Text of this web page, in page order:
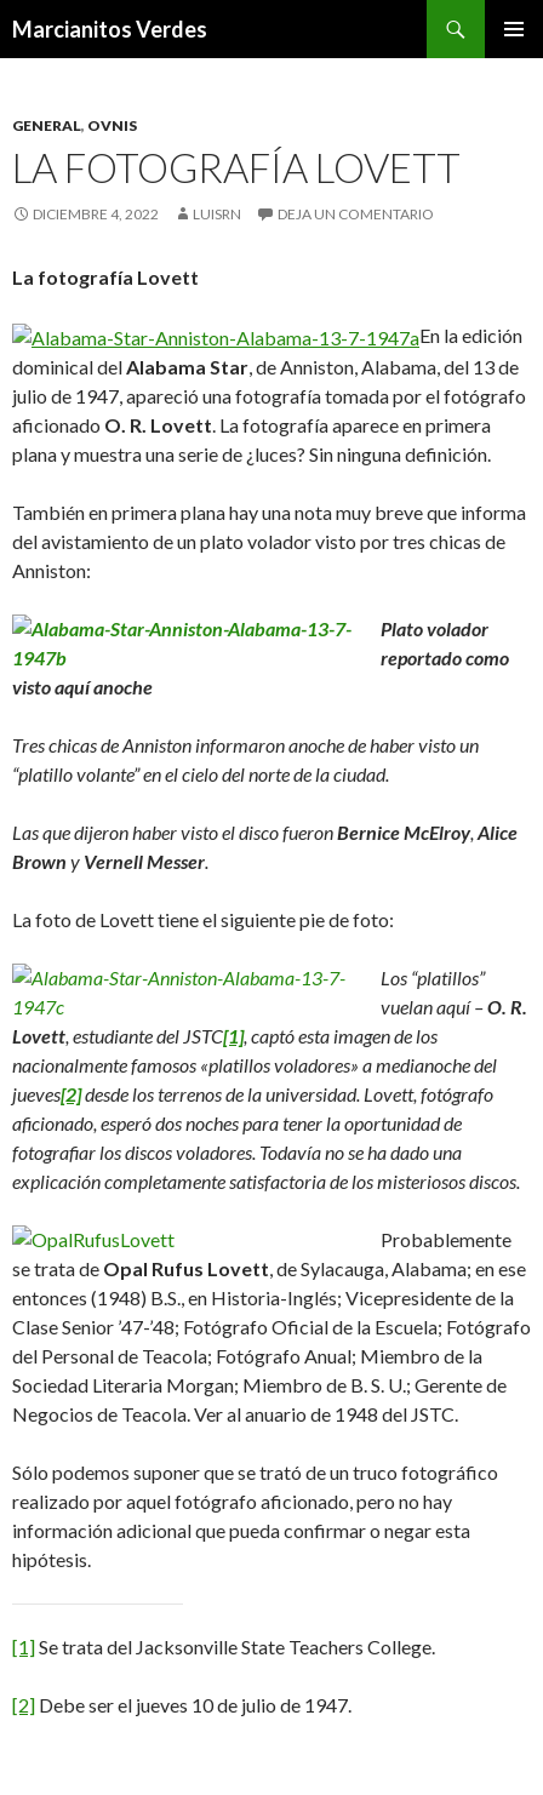
Marcianitos Verdes
GENERAL, OVNIS
LA FOTOGRAFÍA LOVETT
DICIEMBRE 4, 2022 LUISRN DEJA UN COMENTARIO
La fotografía Lovett
En la edición
dominical delAlabama Star, de Anniston, Alabama, del 13 de
julio de 1947, apareció una fotografía tomada por el fotógrafo
aficionado O. R. Lovett. La fotografía aparece en primera
plana y muestra una serie de ¿luces? Sin ninguna definición.
También en primera plana hay una nota muy breve que informa
del avistamiento de un plato volador visto por tres chicas de
Anniston:
Plato volador
reportado como
visto aquí anoche
Tres chicas de Anniston informaron anoche de haber visto un
“platillo volante” en el cielo del norte de la ciudad.
Las que dijeron haber visto el disco fueronBernice McElroy, Alice
Brown y Vernell Messer.
La foto de Lovett tiene el siguiente pie de foto:
Los “platillos”
vuelan aquí –O. R.
Lovett, estudiante del JSTC[1], captó esta imagen de los
nacionalmente famosos «platillos voladores» a medianoche del
jueves[2]desde los terrenos de la universidad. Lovett, fotógrafo
aficionado, esperó dos noches para tener la oportunidad de
fotografiar los discos voladores. Todavía no se ha dado una
explicación completamente satisfactoria de los misteriosos discos.
Probablemente
se trata de Opal Rufus Lovett, de Sylacauga, Alabama; en ese
entonces (1948) B.S., en Historia-Inglés; Vicepresidente de la
Clase Senior ’47-’48; Fotógrafo Oficial de la Escuela; Fotógrafo
del Personal de Teacola; Fotógrafo Anual; Miembro de la
Sociedad Literaria Morgan; Miembro de B. S. U.; Gerente de
Negocios de Teacola. Ver al anuario de 1948 del JSTC.
Sólo podemos suponer que se trató de un truco fotográfico
realizado por aquel fotógrafo aficionado, pero no hay
información adicional que pueda confirmar o negar esta
hipótesis.
[1]Se trata del Jacksonville State Teachers College.
[2] Debe ser el jueves 10 de julio de 1947.